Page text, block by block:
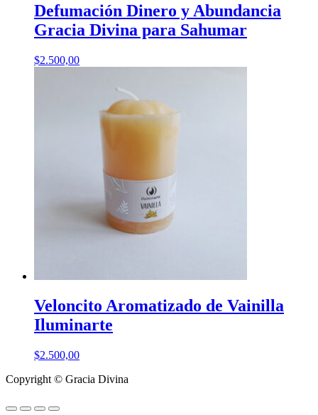
Defumación Dinero y Abundancia
Gracia Divina para Sahumar
$2.500,00
Veloncito Aromatizado de Vainilla
Iluminarte
$2.500,00